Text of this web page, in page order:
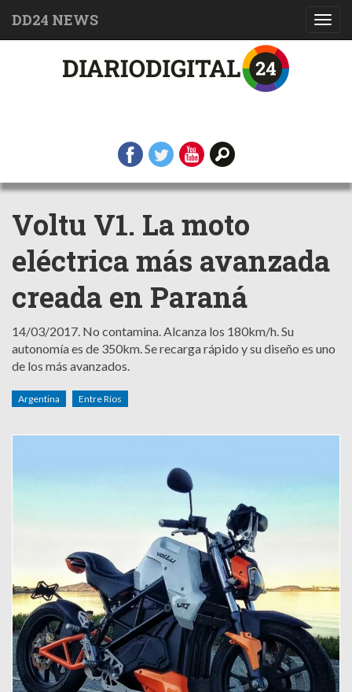
DD24 NEWS
Voltu V1. La moto
eléctrica más avanzada
creada en Paraná
14/03/2017. No contamina. Alcanza los 180km/h. Su
autonomía es de 350km. Se recarga rápido y su diseño es uno
de los más avanzados.
Argentina Entre Ríos